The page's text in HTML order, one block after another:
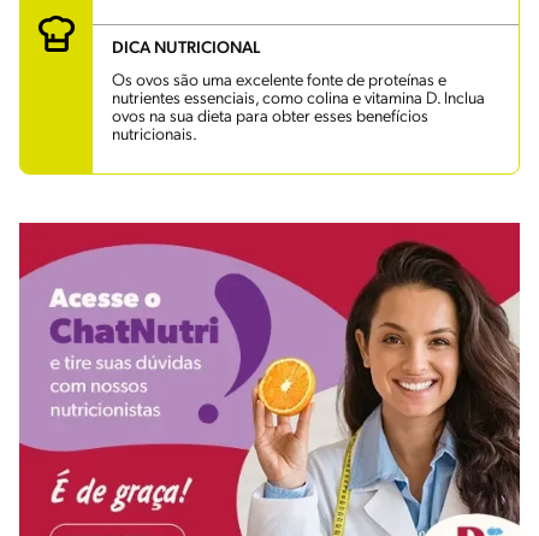
DICA NUTRICIONAL
Os ovos são uma excelente fonte de proteínas e
nutrientes essenciais, como colina e vitamina D. Inclua
ovos na sua dieta para obter esses benefícios
nutricionais.